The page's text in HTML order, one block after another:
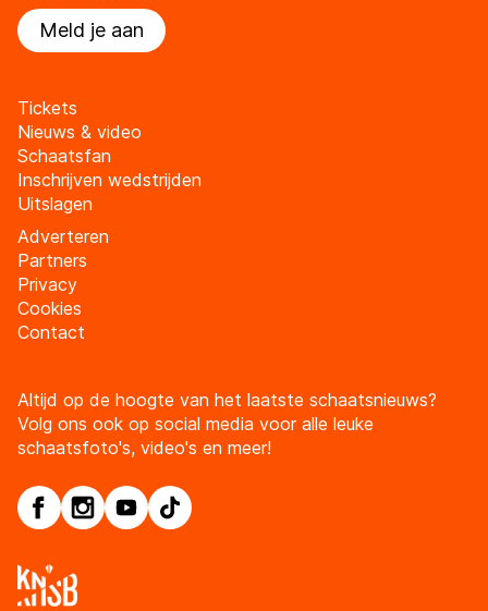
Meld je aan
Tickets
Nieuws & video
Schaatsfan
Inschrijven wedstrijden
Uitslagen
Adverteren
Partners
Privacy
Cookies
Contact
Altijd op de hoogte van het laatste schaatsnieuws?
Volg ons ook op social media voor alle leuke
schaatsfoto's, video's en meer!